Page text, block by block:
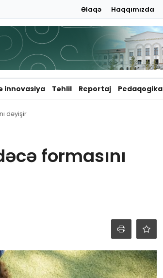
Əlaqə Haqqımızda
innovasiya Təhlil Reportaj Pedaqogika
dəyişir
formasını